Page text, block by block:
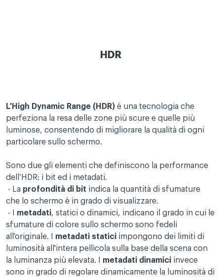
HDR
L'High Dynamic Range (HDR) è una tecnologia che
perfeziona la resa delle zone più scure e quelle più
luminose, consentendo di migliorare la qualità di ogni
particolare sullo schermo.
Sono due gli elementi che definiscono la performance
dell’HDR: i bit ed i metadati.
- La profondità di bit indica la quantità di sfumature
che lo schermo è in grado di visualizzare.
- I metadati, statici o dinamici, indicano il grado in cui le
sfumature di colore sullo schermo sono fedeli
all'originale. I metadati statici impongono dei limiti di
luminosità all'intera pellicola sulla base della scena con
la luminanza più elevata. I metadati dinamici invece
sono in grado di regolare dinamicamente la luminosità di